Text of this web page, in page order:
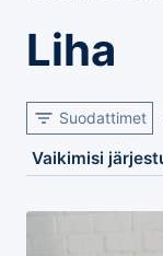
Liha
Suodattimet